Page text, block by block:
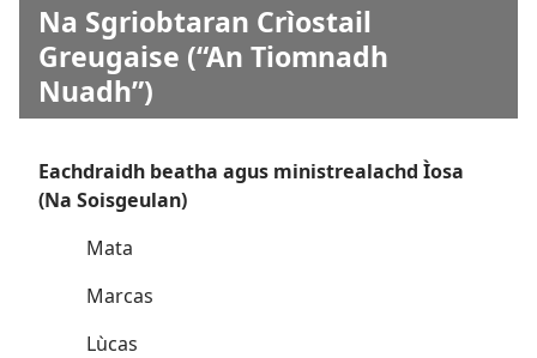
Na Sgriobtaran Crìostail
Greugaise (“An Tiomnadh
Nuadh”)
Eachdraidh beatha agus ministrealachd Ìosa
(Na Soisgeulan)
Mata
Marcas
Lùcas